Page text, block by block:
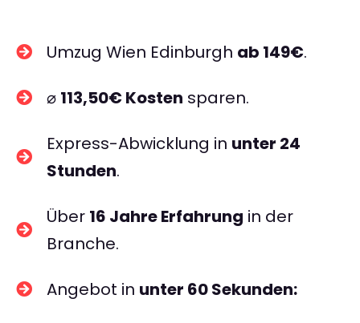
Umzug Wien Edinburgh ab 149€.
⌀ 113,50€ Kosten sparen.
Express-Abwicklung in unter 24
Stunden.
Über 16 Jahre Erfahrung in der
Branche.
Angebot in unter 60 Sekunden: